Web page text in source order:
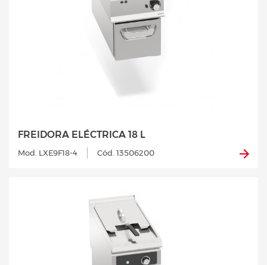
FREIDORA ELÉCTRICA 18 L
Mod. LXE9F18-4 Cód. 13506200